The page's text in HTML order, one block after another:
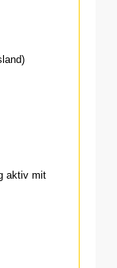
aktiv mit